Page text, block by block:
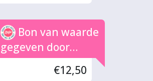
Bon van waarde
gegeven door
SOUND OF STEEL
€12,50